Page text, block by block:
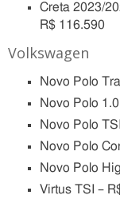
Creta 2023/
R$ 116.590
Volkswagen
Novo Polo
Novo Polo
Novo Polo
Novo Polo
Novo Polo
Virtus TSI –